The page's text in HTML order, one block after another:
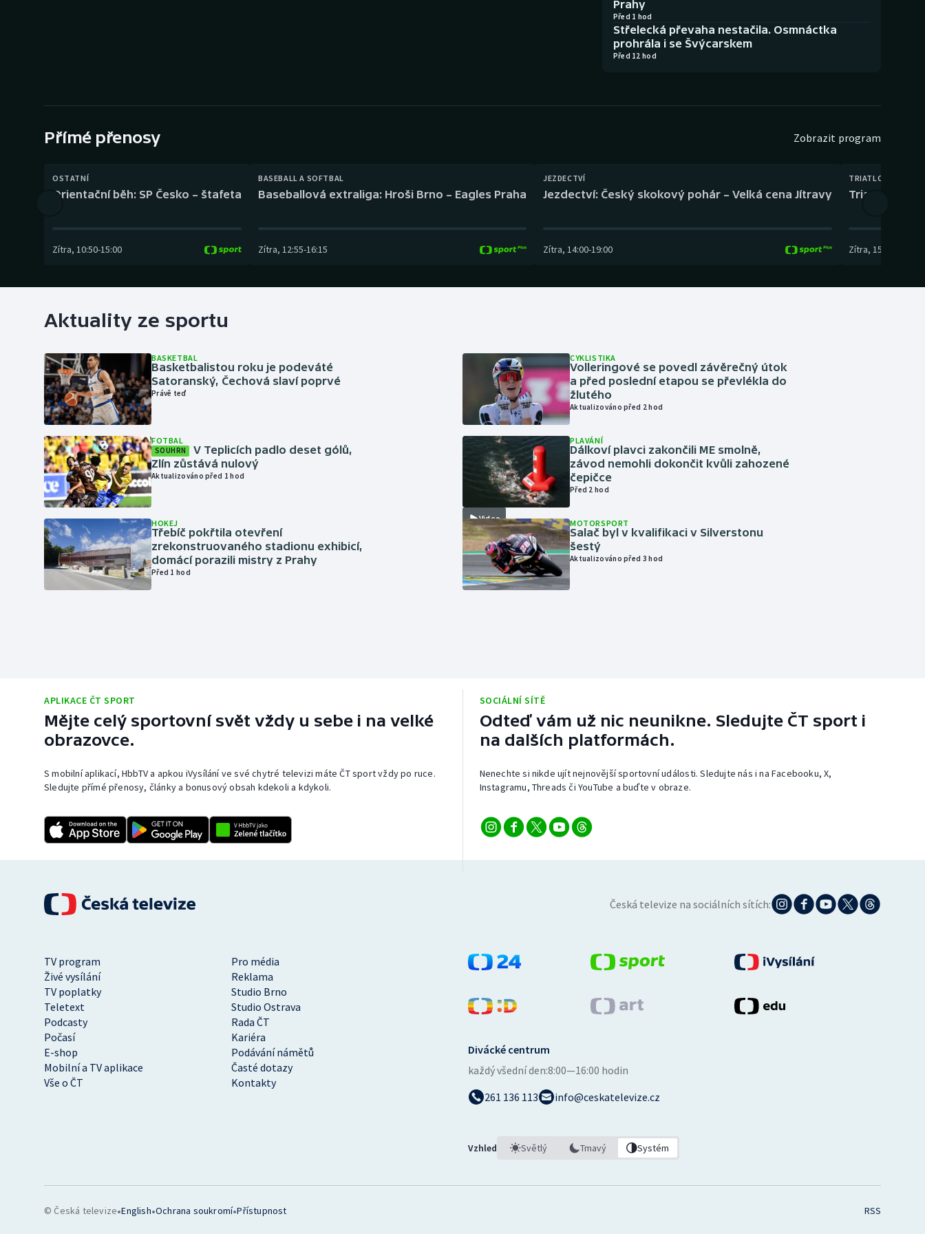
Futsal Parasport Volejbal
Prahy
Před 1 hod
Střelecká převaha nestačila. Osmnáctka
prohrála i se Švýcarskem
Před 12 hod
Přímé přenosy Zobrazit program
OSTATNÍ
Orientační běh: SP Česko – štafeta
Zítra, 10:50-15:00
BASEBALL A SOFTBAL
Baseballová extraliga: Hroši Brno – Eagles Praha
Zítra, 12:55-16:15
JEZDECTVÍ
Jezdectví: Český skokový pohár – Velká cena Jítravy
Zítra, 14:00-19:00
TRIATLON
Triatlon:
Zítra, 15:00
Aktuality ze sportu
BASKETBAL
Basketbalistou roku je podeváté
Satoranský, Čechová slaví poprvé
Právě teď
FOTBAL
SOUHRN
V Teplicích padlo deset gólů,
Zlín zůstává nulový
Aktualizováno před 1 hod
HOKEJ
Třebíč pokřtila otevření
zrekonstruovaného stadionu exhibicí,
domácí porazili mistry z Prahy
Před 1 hod
CYKLISTIKA
Volleringové se povedl závěrečný útok
a před poslední etapou se převlékla do
žlutého
Aktualizováno před 2 hod
Video
PLAVÁNÍ
Dálkoví plavci zakončili ME smolně,
závod nemohli dokončit kvůli zahozené
čepičce
Před 2 hod
MOTORSPORT
Salač byl v kvalifikaci v Silverstonu
šestý
Aktualizováno před 3 hod
APLIKACE ČT SPORT
Mějte celý sportovní svět vždy u sebe i na velké
obrazovce.
S mobilní aplikací, HbbTV a apkou iVysílání ve své chytré televizi máte ČT sport vždy po ruce.
Sledujte přímé přenosy, články a bonusový obsah kdekoli a kdykoli.
SOCIÁLNÍ SÍTĚ
Odteď vám už nic neunikne. Sledujte ČT sport i
na dalších platformách.
Nenechte si nikde ujít nejnovější sportovní události. Sledujte nás i na Facebooku, X,
Instagramu, Threads či YouTube a buďte v obraze.
Česká televize na sociálních sítích:
TV program
Pro média
Živé vysílání
Reklama
TV poplatky
Studio Brno
Teletext
Studio Ostrava
Podcasty
Rada ČT
Počasí
Kariéra
E-shop
Podávání námětů
Mobilní a TV aplikace
Časté dotazy
Vše o ČT
Kontakty
Divácké centrum
každý všední den:8:00—16:00 hodin
261 136 113
info@ceskatelevize.cz
Vzhled Světlý Tmavý Systém
© Česká televize•English•Ochrana soukromí•Přístupnost RSS